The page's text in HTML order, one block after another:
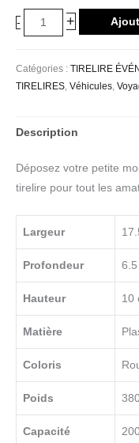
- +
Catégories : TIRELIRE
TIRELIRES Véhicules
Description
Déposez votre petite
tirelire pour tout les
Largeur
Profondeur 6.5
Hauteur 10
Matière
Coloris
Poids
Capacité